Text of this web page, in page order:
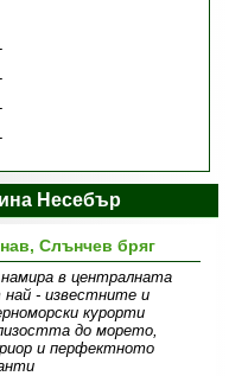
Несебър
Слънчев бряг
в централната
- известните и
курорти
до морето,
и перфектното